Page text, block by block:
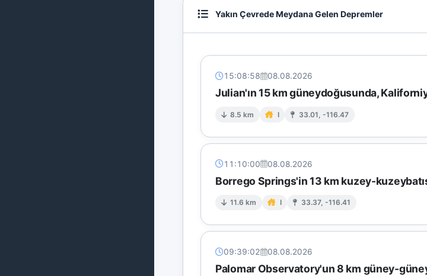
Yakın Çevrede Meydana Gelen Depremler
15:08:58 08.08.2026
Julian'ın 15 km güneydoğusunda,
8.5 km I 33.01, -116.47
11:10:00 08.08.2026
Borrego Springs'in 13 km kuzey-
11.6 km I 33.37, -116.41
09:39:02 08.08.2026
Palomar Observatory'un 8 km güney-